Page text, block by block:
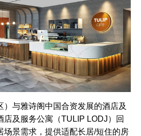
）与雅诗阁中国合资发展的酒店及
店及服务公寓（TULIP LODJ）回
场景需求，提供适配长居/短住的房